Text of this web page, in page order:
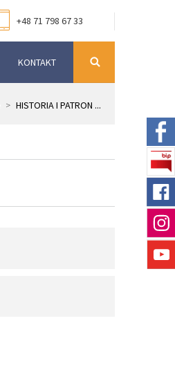
+48 71 798 67 33
KONTAKT
> HISTORIA I PATRON ...